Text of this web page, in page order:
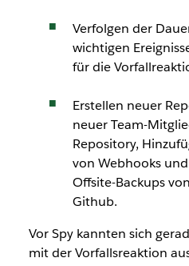
Verfolgen der
wichtigen
für die
Erstellen neuer
neuer Team-
Repository,
von Webhooks
Offsite-Backups
Github.
Vor Spy kannten sich
mit der Vorfallsreaktion